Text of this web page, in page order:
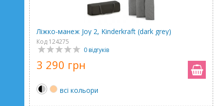
Ліжко-манеж Joy 2, Kinderkraft (dark grey)
Код 124275
0 відгуків
3 290 грн
всі кольори